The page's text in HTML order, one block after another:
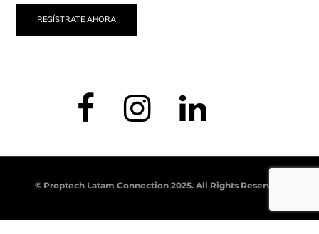
REGÍSTRATE AHORA
© Proptech Latam Connection 2025. All Rights Reserved.